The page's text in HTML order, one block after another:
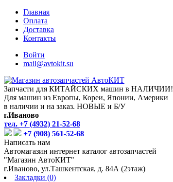
Главная
Оплата
Доставка
Контакты
Войти
mail@avtokit.su
Запчасти для КИТАЙСКИХ машин в НАЛИЧИИ!
Для машин из Европы, Кореи, Японии, Америки
в наличии и на заказ. НОВЫЕ и Б/У
г.Иваново
тел. +7 (4932) 21-52-68
+7 (908) 561-52-68
Написать нам
Автомагазин интернет каталог автозапчастей
"Магазин АвтоКИТ"
г.Иваново, ул.Ташкентская, д. 84А (2этаж)
Закладки (0)